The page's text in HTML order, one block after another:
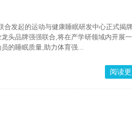
发起的运动与健康睡眠研发中心正式揭
头品牌强强联合,将在产学研领域内开展
的睡眠质量,助力体育强...
阅读